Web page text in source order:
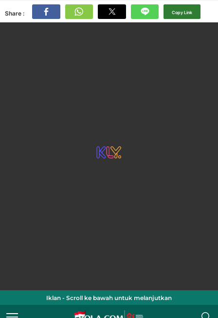
Share : Copy Link
Iklan - Scroll ke bawah untuk melanjutkan